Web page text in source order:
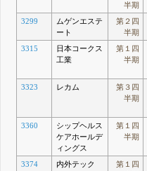
半期
3299
ムゲンエステ
ート
第２四
半期
3315
日本コークス
工業
第１四
半期
3323 レカム
第３四
半期
3360
シップヘルス
ケアホールデ
ィングス
第１四
半期
3374 内外テック
第１四